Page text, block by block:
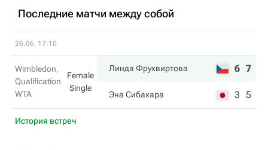
Последние матчи между собой
26.06, 17:10
Wimbledon,
Qualification
WTA
Female
Single
Линда Фрухвиртова 6 7
Эна Сибахара 3 5
История встреч